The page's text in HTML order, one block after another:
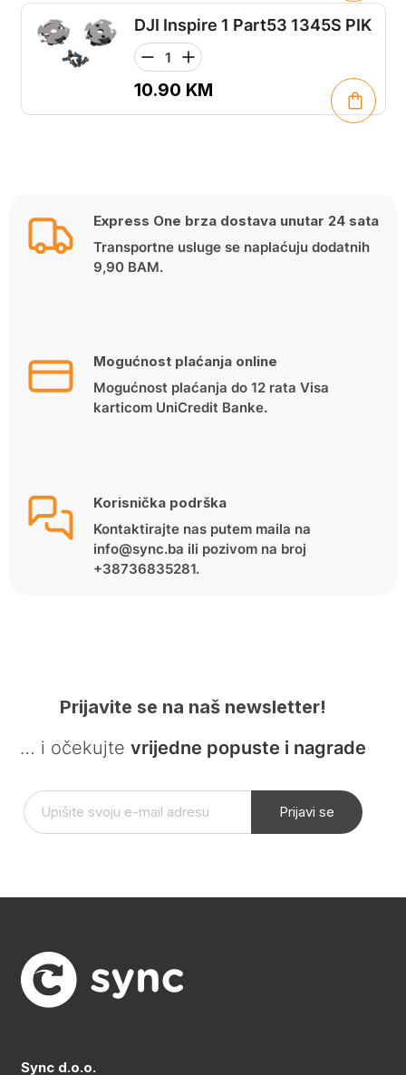
DJI Inspire 1 Part53 1345S PIK
10.90 KM
Express One brza dostava unutar 24 sata
Transportne usluge se naplaćuju dodatnih
9,90 BAM.
Mogućnost plaćanja online
Mogućnost plaćanja do 12 rata Visa
karticom UniCredit Banke.
Korisnička podrška
Kontaktirajte nas putem maila na
info@sync.ba ili pozivom na broj
+38736835281.
Prijavite se na naš newsletter!
… i očekujte vrijedne popuste i nagrade
Prijavi se
Sync d.o.o.